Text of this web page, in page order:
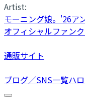
Artist:
モーニング娘。'26ア
オフィシャルファン
通販サイト
ブログ／SNS一覧ハ